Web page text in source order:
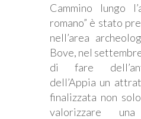
Cammino lungo
romano” è stato
nell’area
Bove, nel
di fare
dell’Appia un
finalizzata non
valorizzare